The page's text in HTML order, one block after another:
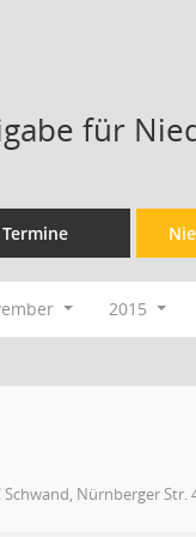
für
Termine
2015
Schwand, Nürnberger Str.